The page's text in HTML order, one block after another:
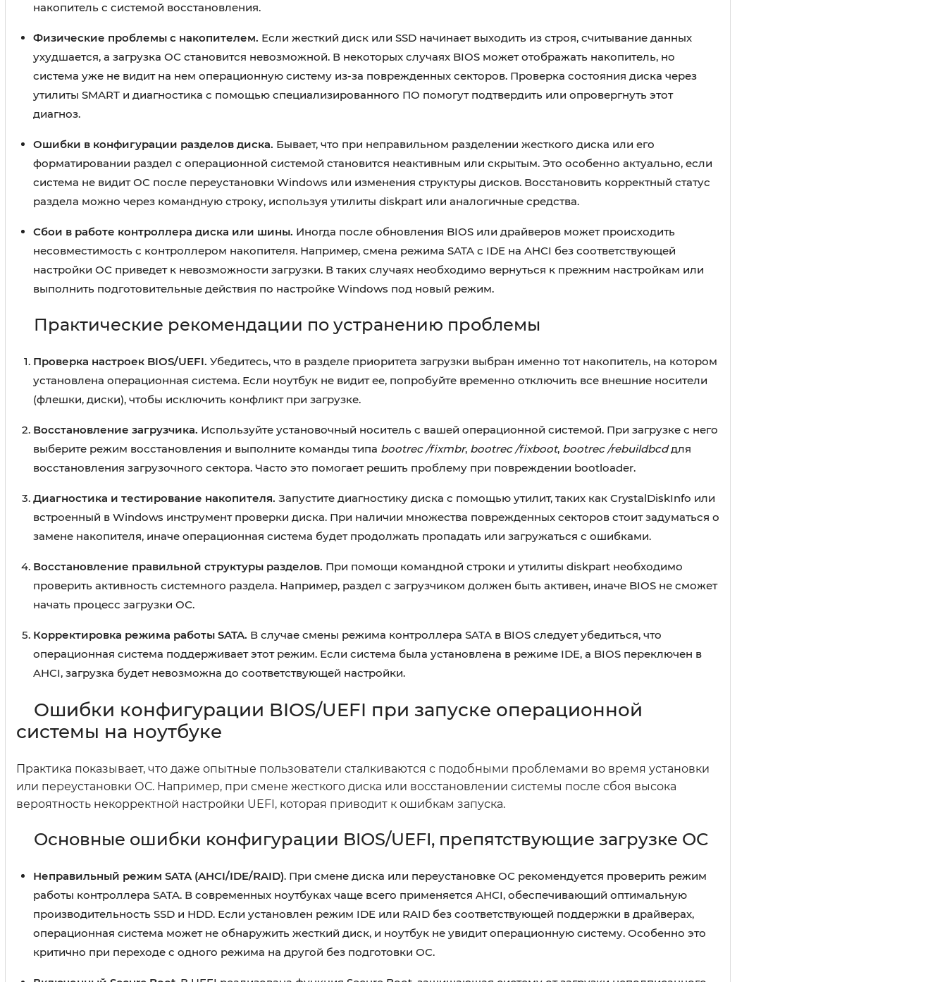
накопитель с системой восстановления.
Физические проблемы с накопителем. Если жесткий диск или SSD начинает выходить из строя, считывание данных
ухудшается, а загрузка ОС становится невозможной. В некоторых случаях BIOS может отображать накопитель, но
система уже не видит на нем операционную систему из-за поврежденных секторов. Проверка состояния диска через
утилиты SMART и диагностика с помощью специализированного ПО помогут подтвердить или опровергнуть этот
диагноз.
Ошибки в конфигурации разделов диска. Бывает, что при неправильном разделении жесткого диска или его
форматировании раздел с операционной системой становится неактивным или скрытым. Это особенно актуально, если
система не видит ОС после переустановки Windows или изменения структуры дисков. Восстановить корректный статус
раздела можно через командную строку, используя утилиты diskpart или аналогичные средства.
Сбои в работе контроллера диска или шины. Иногда после обновления BIOS или драйверов может происходить
несовместимость с контроллером накопителя. Например, смена режима SATA с IDE на AHCI без соответствующей
настройки ОС приведет к невозможности загрузки. В таких случаях необходимо вернуться к прежним настройкам или
выполнить подготовительные действия по настройке Windows под новый режим.
Практические рекомендации по устранению проблемы
Проверка настроек BIOS/UEFI. Убедитесь, что в разделе приоритета загрузки выбран именно тот накопитель, на котором
установлена операционная система. Если ноутбук не видит ее, попробуйте временно отключить все внешние носители
(флешки, диски), чтобы исключить конфликт при загрузке.
Восстановление загрузчика. Используйте установочный носитель с вашей операционной системой. При загрузке с него
выберите режим восстановления и выполните команды типа bootrec /fixmbr, bootrec /fixboot, bootrec /rebuildbcdдля
восстановления загрузочного сектора. Часто это помогает решить проблему при повреждении bootloader.
Диагностика и тестирование накопителя. Запустите диагностику диска с помощью утилит, таких как CrystalDiskInfo или
встроенный в Windows инструмент проверки диска. При наличии множества поврежденных секторов стоит задуматься о
замене накопителя, иначе операционная система будет продолжать пропадать или загружаться с ошибками.
Восстановление правильной структуры разделов. При помощи командной строки и утилиты diskpart необходимо
проверить активность системного раздела. Например, раздел с загрузчиком должен быть активен, иначе BIOS не сможет
начать процесс загрузки ОС.
Корректировка режима работы SATA. В случае смены режима контроллера SATA в BIOS следует убедиться, что
операционная система поддерживает этот режим. Если система была установлена в режиме IDE, а BIOS переключен в
AHCI, загрузка будет невозможна до соответствующей настройки.
Ошибки конфигурации BIOS/UEFI при запуске операционной
системы на ноутбуке
Практика показывает, что даже опытные пользователи сталкиваются с подобными проблемами во время установки
или переустановки ОС. Например, при смене жесткого диска или восстановлении системы после сбоя высока
вероятность некорректной настройки UEFI, которая приводит к ошибкам запуска.
Основные ошибки конфигурации BIOS/UEFI, препятствующие загрузке ОС
Неправильный режим SATA (AHCI/IDE/RAID). При смене диска или переустановке ОС рекомендуется проверить режим
работы контроллера SATA. В современных ноутбуках чаще всего применяется AHCI, обеспечивающий оптимальную
производительность SSD и HDD. Если установлен режим IDE или RAID без соответствующей поддержки в драйверах,
операционная система может не обнаружить жесткий диск, и ноутбук не увидит операционную систему. Особенно это
критично при переходе с одного режима на другой без подготовки ОС.